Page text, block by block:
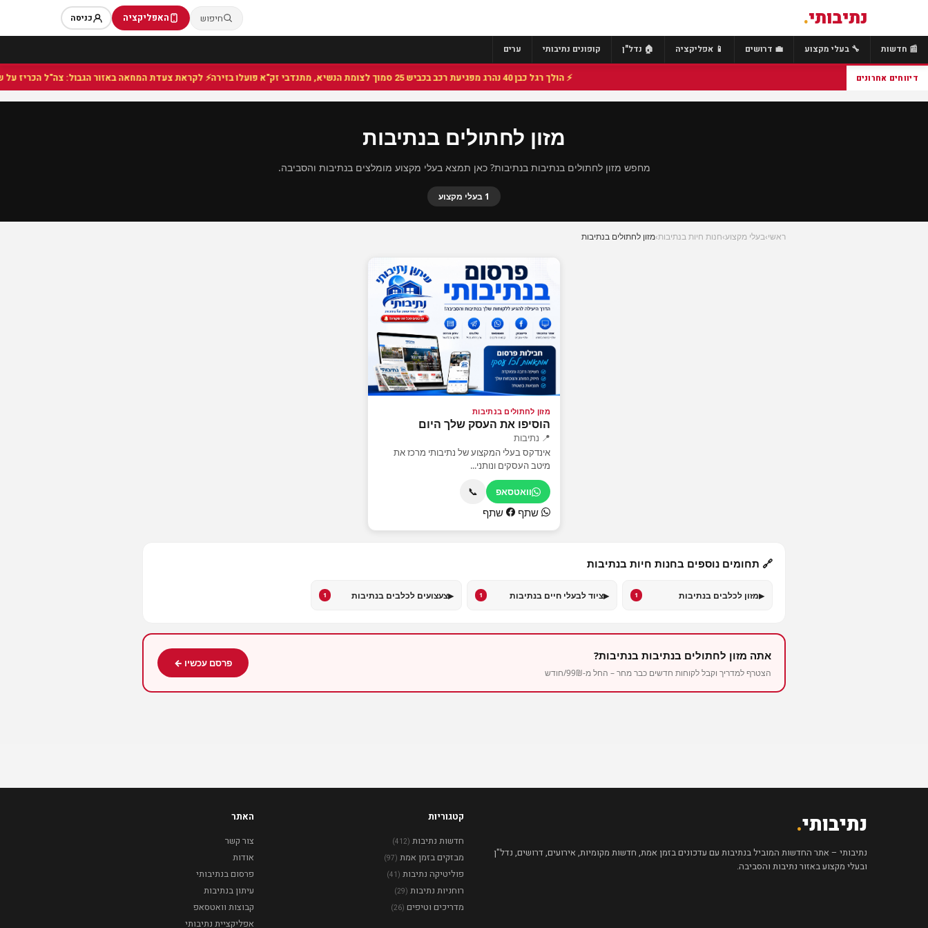
נתיבותי. חיפוש האפליקציה כניסה
📰 חדשות 🔧 בעלי מקצוע 💼 דרושים 📱 אפליקציה 🏠 נדל"ן קופונים נתיבותי ערים
דיווחים אחרונים ⚡ הולך רגל כבן 40 נהרג מפגיעת רכב בכביש 25 סמוך לצומת הנשיא, מתנדבי זק"א פועלו בזירה ⚡ לקראת צעדת המחאה באזור הגבול: צה"ל הכריז על
מזון לחתולים בנתיבות
מחפש מזון לחתולים בנתיבות בנתיבות? כאן תמצא בעלי מקצוע מומלצים בנתיבות והסביבה.
1 בעלי מקצוע
ראשי›בעלי מקצוע›חנות חיות בנתיבות›מזון לחתולים בנתיבות
מזון לחתולים בנתיבות
הוסיפו את העסק שלך היום
📍 נתיבות
אינדקס בעלי המקצוע של נתיבותי מרכז את
מיטב העסקים ונותני...
וואטסאפ 📞
שתף שתף
🔗 תחומים נוספים בחנות חיות בנתיבות
▸מזון לכלבים בנתיבות 1
▸ציוד לבעלי חיים בנתיבות 1
▸צעצועים לכלבים בנתיבות 1
אתה מזון לחתולים בנתיבות בנתיבות?
הצטרף למדריך וקבל לקוחות חדשים כבר מחר – החל מ-99₪/חודש
פרסם עכשיו ←
נתיבותי.
נתיבותי – אתר החדשות המוביל בנתיבות עם עדכונים בזמן אמת, חדשות מקומיות, אירועים, דרושים, נדל"ן
ובעלי מקצוע באזור נתיבות והסביבה.
קטגוריות
חדשות נתיבות (412)
מבזקים בזמן אמת (97)
פוליטיקה נתיבות (41)
רוחניות נתיבות (29)
מדריכים וטיפים (26)
האתר
צור קשר
אודות
פרסום בנתיבותי
עיתון בנתיבות
קבוצות וואטסאפ
אפליקציית נתיבותי